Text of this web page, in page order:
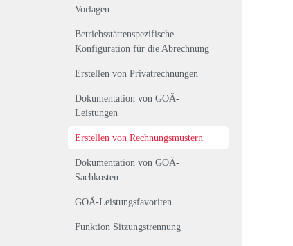
Vorlagen
Betriebsstättenspezifische
Konfiguration für die Abrechnung
Erstellen von Privatrechnungen
Dokumentation von GOÄ-
Leistungen
Erstellen von Rechnungsmustern
Dokumentation von GOÄ-
Sachkosten
GOÄ-Leistungsfavoriten
Funktion Sitzungstrennung